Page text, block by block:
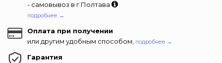
- самовывоз в г.Полтава
подробнее →
Оплата при получении
или другим удобным способом, подробнее →
Гарантия